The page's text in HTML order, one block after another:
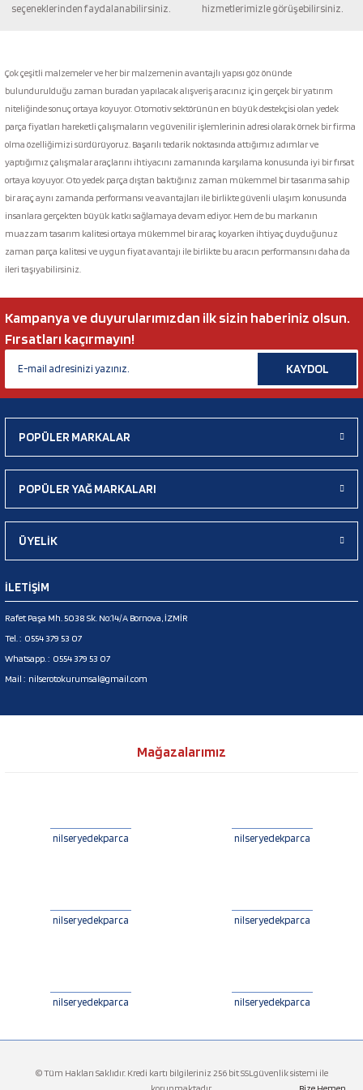
Gönder
seçeneklerinden faydalanabilirsiniz.
hizmetlerimizle görüşebilirsiniz.
Çok çeşitli malzemeler ve her bir malzemenin avantajlı yapısı göz önünde
bulundurulduğu zaman buradan yapılacak alışveriş aracınız için gerçek bir yatırım
niteliğinde sonuç ortaya koyuyor. Otomotiv sektörünün en büyük destekçisi olan yedek
parça fiyatları hareketli çalışmaların ve güvenilir işlemlerinin adresi olarak örnek bir firma
olma özelliğimizi sürdürüyoruz. Başarılı tedarik noktasında attığımız adımlar ve
yaptığımız çalışmalar araçlarını ihtiyacını zamanında karşılama konusunda iyi bir fırsat
ortaya koyuyor. Oto yedek parça dıştan baktığınız zaman mükemmel bir tasarıma sahip
bir araç aynı zamanda performansı ve avantajları ile birlikte güvenli ulaşım konusunda
insanlara gerçekten büyük katkı sağlamaya devam ediyor. Hem de bu markanın
muazzam tasarım kalitesi ortaya mükemmel bir araç koyarken ihtiyaç duyduğunuz
zaman parça kalitesi ve uygun fiyat avantajı ile birlikte bu aracın performansını daha da
ileri taşıyabilirsiniz.
Kampanya ve duyurularımızdan ilk sizin haberiniz olsun.
Fırsatları kaçırmayın!
KAYDOL
POPÜLER MARKALAR
POPÜLER YAĞ MARKALARI
ÜYELİK
İLETİŞİM
Rafet Paşa Mh. 5038 Sk. No:14/A Bornova, İZMİR
Tel. : 0554 379 53 07
Whatsapp. : 0554 379 53 07
Mail : nilserotokurumsal@gmail.com
Mağazalarımız
nilseryedekparca nilseryedekparca
nilseryedekparca nilseryedekparca
nilseryedekparca nilseryedekparca
© Tüm Hakları Saklıdır. Kredi kartı bilgileriniz 256 bit SSLgüvenlik sistemi ile